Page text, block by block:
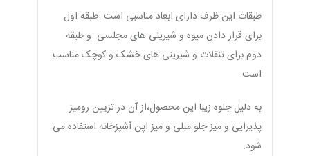
طبقات این ظرف دارای ابعاد مناسبی است. طبقه اول
برای قرار دادن میوه و شیرینی های مجلسی و طبقه
دوم برای تنقلات و شیرینی های خشک و کوچک مناسب
است.
به دلیل جلوه زیبا این محصول،از آن در تزیین رومیز
پذیرایی و میز جلو مبلی و میز اپن آشپزخانه استفاده می
شود.